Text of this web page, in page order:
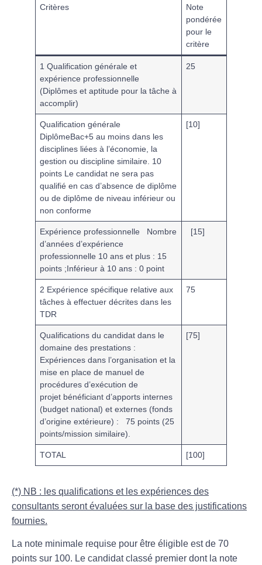
Critères
Note
pondérée
pour le
critère
1 Qualification générale et
expérience professionnelle
(Diplômes et aptitude pour la tâche à
accomplir)
25
Qualification générale
DiplômeBac+5 au moins dans les
disciplines liées à l’économie, la
gestion ou discipline similaire. 10
points Le candidat ne sera pas
qualifié en cas d’absence de diplôme
ou de diplôme de niveau inférieur ou
non conforme
[10]
Expérience professionnelle
Nombre
d’années d’expérience
professionnelle 10 ans et plus : 15
points ;Inférieur à 10 ans : 0 point
[15]
2 Expérience spécifique relative aux
tâches à effectuer décrites dans les
TDR
75
Qualifications du candidat dans le
domaine des prestations :
Expériences dans l’organisation et la
mise en place de manuel de
procédures d’exécution de
projet bénéficiant d’apports internes
(budget national) et externes (fonds
d’origine extérieure) :
75 points (25
points/mission similaire)
[75]
TOTAL [100]
(*) NB : les qualifications et les expériences des
consultants seront évaluées sur la base des justifications
fournies.
La note minimale requise pour être éligible est de 70
points sur 100. Le candidat classé premier dont la note